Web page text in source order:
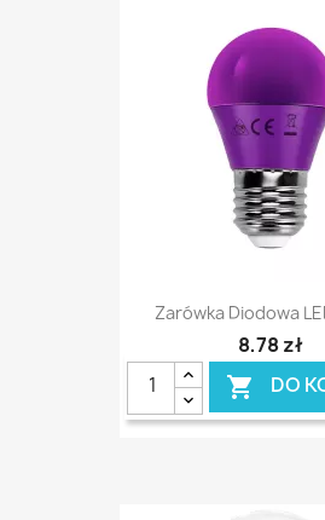
Zarówka Diodowa
8,78 zł
 DO